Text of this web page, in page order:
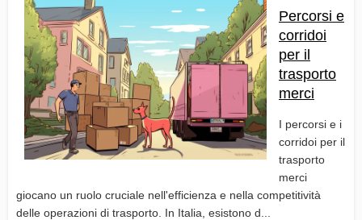
Percorsi e
corridoi
per il
trasporto
merci
I percorsi e i
corridoi per il
trasporto
merci
giocano un ruolo cruciale nell'efficienza e nella competitività
delle operazioni di trasporto. In Italia, esistono d...